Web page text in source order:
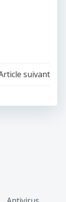
suivant